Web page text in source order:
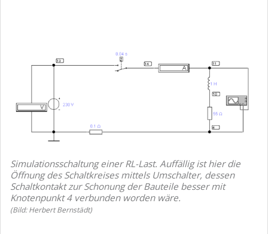
Simulationsschaltung einer RL-Last. Auffällig ist hier die
Öffnung des Schaltkreises mittels Umschalter, dessen
Schaltkontakt zur Schonung der Bauteile besser mit
Knotenpunkt 4 verbunden worden wäre.
(Bild: Herbert Bernstädt)